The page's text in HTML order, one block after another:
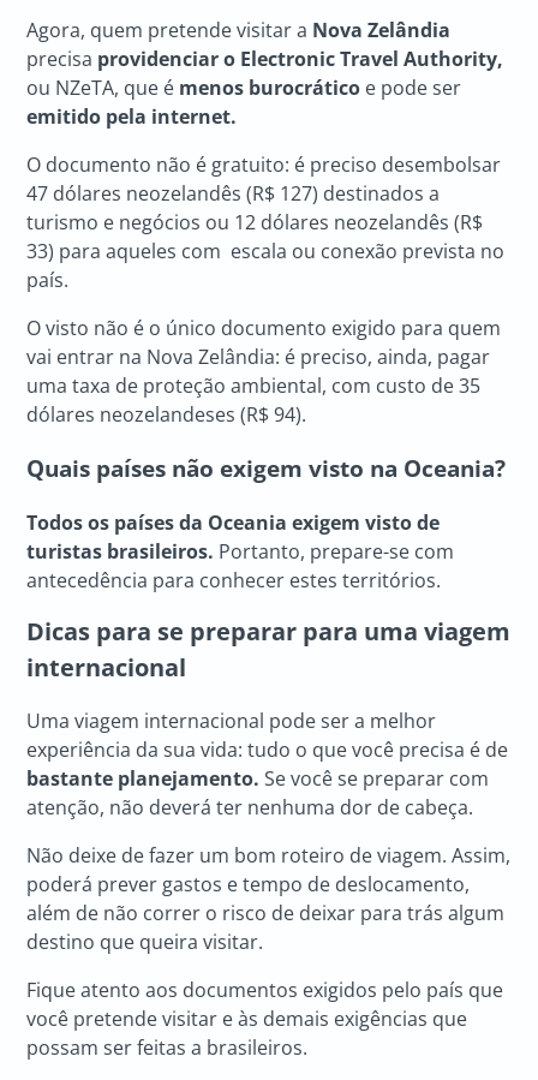
Agora, quem pretende visitar a Nova Zelândia
precisa providenciar o Electronic Travel Authority,
ou NZeTA, que é menos burocrático e pode ser
emitido pela internet.
O documento não é gratuito: é preciso desembolsar
47 dólares neozelandês (R$ 127) destinados a
turismo e negócios ou 12 dólares neozelandês (R$
33) para aqueles com escala ou conexão prevista no
país.
O visto não é o único documento exigido para quem
vai entrar na Nova Zelândia: é preciso, ainda, pagar
uma taxa de proteção ambiental, com custo de 35
dólares neozelandeses (R$ 94).
Quais países não exigem visto na Oceania?
Todos os países da Oceania exigem visto de
turistas brasileiros. Portanto, prepare-se com
antecedência para conhecer estes territórios.
Dicas para se preparar para uma viagem
internacional
Uma viagem internacional pode ser a melhor
experiência da sua vida: tudo o que você precisa é de
bastante planejamento. Se você se preparar com
atenção, não deverá ter nenhuma dor de cabeça.
Não deixe de fazer um bom roteiro de viagem. Assim,
poderá prever gastos e tempo de deslocamento,
além de não correr o risco de deixar para trás algum
destino que queira visitar.
Fique atento aos documentos exigidos pelo país que
você pretende visitar e às demais exigências que
possam ser feitas a brasileiros.